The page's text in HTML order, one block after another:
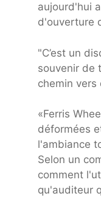
aujourd'hui
d'ouverture
"C’est un
souvenir de
chemin vers
«Ferris
déformées
l'ambiance
Selon un
comment
qu'auditeur